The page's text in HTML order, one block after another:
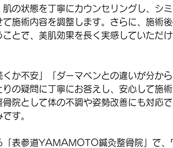
の状態を丁寧にカウンセリングし、シミ
施術内容を調整します。さらに、施術
とで、美肌効果を長く実感していただ
くか不安」「ダーマペンとの違いが分か
の疑問に丁寧にお答えし、安心して施
院として体の不調や姿勢改善にも対応で
す。
「表参道YAMAMOTO鍼灸整骨院」で、